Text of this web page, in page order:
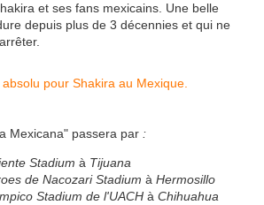
et ses fans mexicains. Une belle
depuis plus de 3 décennies et qui ne
Mexicana" passera par :
Stadium à Tijuana
de Nacozari Stadium à Hermosillo
Stadium de l'UACH à Chihuahua